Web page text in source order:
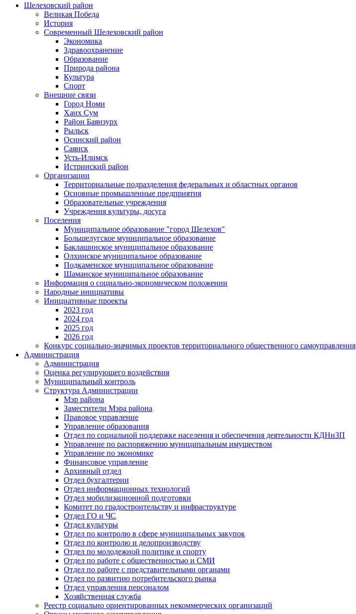
Шелеховский район
Великая Победа
История
Современный Шелеховский район
Экономика
Здравоохранение
Образование
Природа района
Культура
Спорт
Внешние связи
Город Номи
Ханх Сум
Район Баянзурх
Рыльск
Осинский район
Саянск
Усть-Илимск
Истринский район
Организации
Территориальные подразделения федеральных и областных органов
Основные промышленные предприятия
Образовательные учреждения
Учреждения культуры, досуга
Поселения
Муниципальное образование "город Шелехов"
Большелугское муниципальное образование
Баклашинское муниципальное образование
Олхинское муниципальное образование
Подкаменское муниципальное образование
Шаманское муниципальное образование
Информация о социально-экономическом положении
Народные инициативы
Инициативные проекты
2023 год
2024 год
2025 год
2026 год
Конкурс социально-значимых проектов территориального общественного самоуправления
Администрация
Администрация
Оценка регулирующего воздействия
Муниципальный контроль
Структура Администрации
Мэр района
Заместители Мэра района
Правовое управление
Управление образования
Отдел по социальной поддержке населения и обеспечения деятельности КДНиЗП
Управление по распоряжению муниципальным имуществом
Управление по экономике
Финансовое управление
Архивный отдел
Отдел бухгалтерии
Отдел информационных технологий
Отдел мобилизационной подготовки
Комитет по градостроительству и инфраструктуре
Отдел ГО и ЧС
Отдел культуры
Отдел по контролю в сфере муниципальных закупок
Отдел по контролю и делопроизводству
Отдел по молодежной политике и спорту
Отдел по работе с общественностью и СМИ
Отдел по работе с представительными органами
Отдел по развитию потребительского рынка
Отдел управления персоналом
Хозяйственная служба
Реестр социально ориентированных некоммерческих организаций